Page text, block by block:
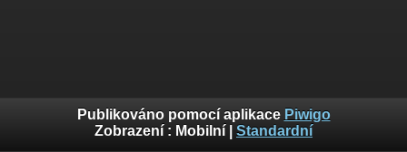
Publikováno pomocí aplikace Piwigo
Zobrazení : Mobilní Standardní